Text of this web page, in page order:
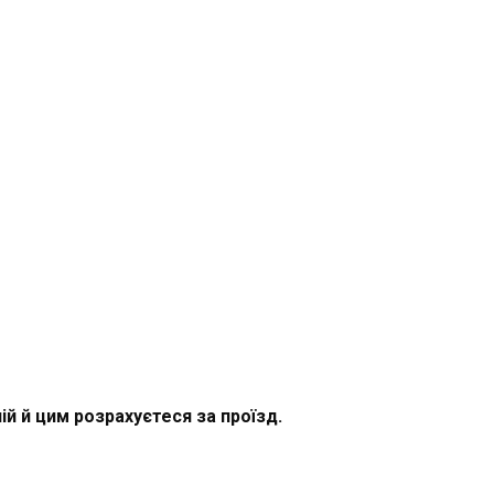
й цим розрахуєтеся за проїзд.